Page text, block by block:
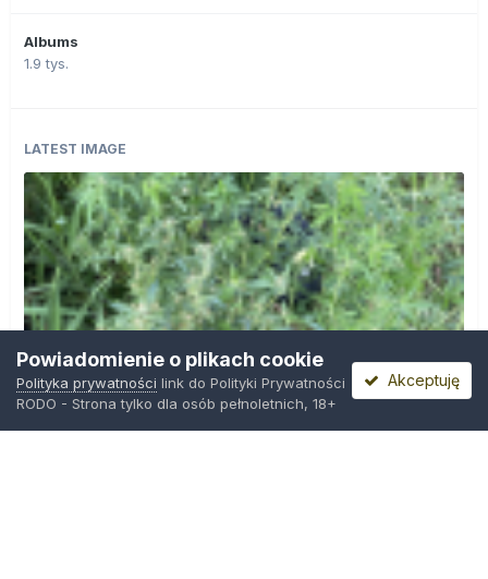
Albums
1.9 tys.
LATEST IMAGE
Powiadomienie o plikach cookie
Polityka prywatności link do Polityki Prywatności
RODO - Strona tylko dla osób pełnoletnich, 18+
Akceptuję